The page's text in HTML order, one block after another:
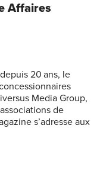
Affaires
20 ans, le
Media Group,
de
s’adresse aux